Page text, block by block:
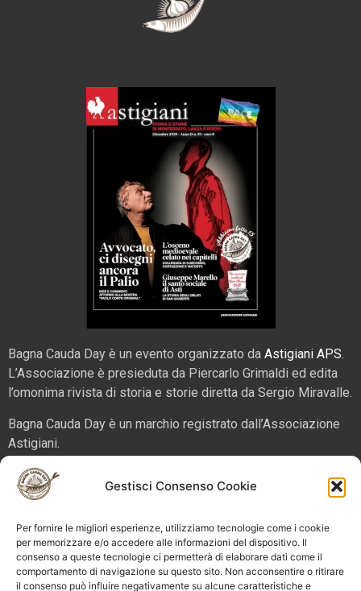
Gestisci Consenso Cookie
Per fornire le migliori esperienze, utilizziamo tecnologie come i cookie
per memorizzare e/o accedere alle informazioni del dispositivo. Il
consenso a queste tecnologie ci permetterà di elaborare dati come il
comportamento di navigazione su questo sito. Non acconsentire o ritirare
il consenso può influire negativamente su alcune caratteristiche e
Bagna Cauda Day è un evento organizzato da Astigiani APS.
L’Associazione è presieduta da Piercarlo Grimaldi ed edita
l’omonima rivista di storia e storie diretta da Sergio Miravalle.
Bagna Cauda Day è un marchio registrato dall’Associazione
Astigiani.
La nostra sede è in via San Martino 2 (angolo corso Alfieri),
14100 – Asti. Tel. 324 5654070 emailinfo@bagnacaudaday.it
Supplemento al numero 52 di Astigiani testata registrata al
Tribunale di Asti n. 4 del 2012, direttore responsabile Sergio
Miravalle.